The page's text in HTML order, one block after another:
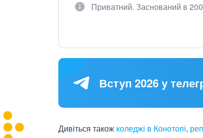
Приватний. Заснований в
Вступ 2026 у
Дивіться також коледжі в Конотопі,